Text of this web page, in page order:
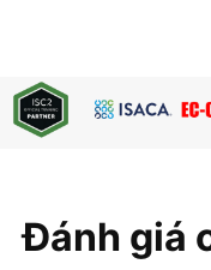
Đánh giá